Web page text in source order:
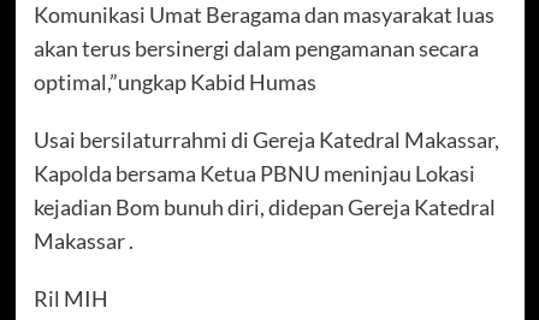
Komunikasi Umat Beragama dan masyarakat luas
akan terus bersinergi dalam pengamanan secara
optimal,”ungkap Kabid Humas
Usai bersilaturrahmi di Gereja Katedral Makassar,
Kapolda bersama Ketua PBNU meninjau Lokasi
kejadian Bom bunuh diri, didepan Gereja Katedral
Makassar .
Ril MIH